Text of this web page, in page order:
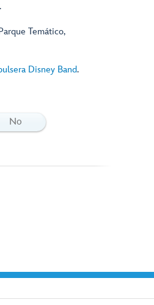
Temático,
Disney Band.
No